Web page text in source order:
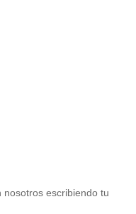
escribiendo tu